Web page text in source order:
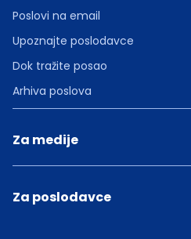
Poslovi na email
Upoznajte poslodavce
Dok tražite posao
Arhiva poslova
Za medije
Za poslodavce